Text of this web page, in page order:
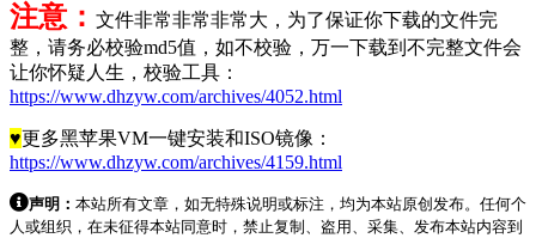
注意： 文件非常非常非常大，为了保证你下载的文件完
整，请务必校验md5值，如不校验，万一下载到不完整文件会
让你怀疑人生，校验工具：
https://www.dhzyw.com/archives/4052.html
♥更多黑苹果VM一键安装和ISO镜像：
https://www.dhzyw.com/archives/4159.html
声明： 本站所有文章，如无特殊说明或标注，均为本站原创发布。任何个
人或组织，在未征得本站同意时，禁止复制、盗用、采集、发布本站内容到